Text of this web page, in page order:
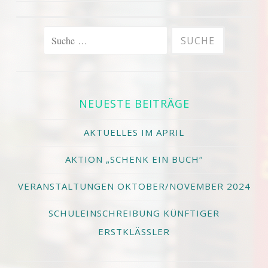
SUCHE
NEUESTE BEITRÄGE
AKTUELLES IM APRIL
AKTION „SCHENK EIN BUCH“
VERANSTALTUNGEN OKTOBER/NOVEMBER 2024
SCHULEINSCHREIBUNG KÜNFTIGER
ERSTKLÄSSLER